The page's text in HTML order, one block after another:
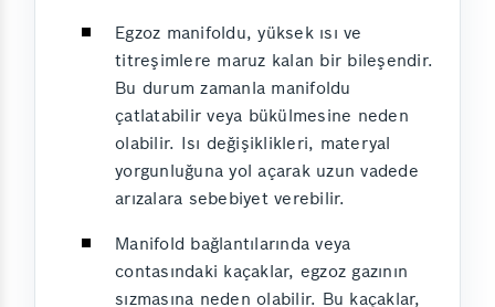
Egzoz manifoldu, yüksek ısı ve
titreşimlere maruz kalan bir bileşendir.
Bu durum zamanla manifoldu
çatlatabilir veya bükülmesine neden
olabilir. Isı değişiklikleri, materyal
yorgunluğuna yol açarak uzun vadede
arızalara sebebiyet verebilir.
Manifold bağlantılarında veya
contasındaki kaçaklar, egzoz gazının
sızmasına neden olabilir. Bu kaçaklar,